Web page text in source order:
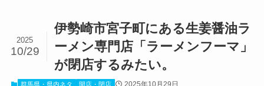
伊勢崎市宮子町にある生姜醤油ラ
ーメン専門店「ラーメンフーマ」
が閉店するみたい。
2025
10/29
群馬県・県内ネタ 開店・閉店